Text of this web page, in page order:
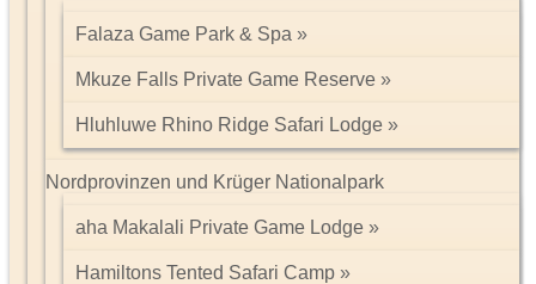
Falaza Game Park & Spa
Mkuze Falls Private Game Reserve
Hluhluwe Rhino Ridge Safari Lodge
Nordprovinzen und Krüger Nationalpark
aha Makalali Private Game Lodge
Hamiltons Tented Safari Camp